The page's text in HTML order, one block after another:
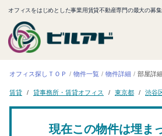
オフィスをはじめとした事業用賃貸不動産専門の最大の募集
オフィス探しＴＯＰ 物件一覧 物件詳細 部屋詳
賃貸 貸事務所・賃貸オフィス 東京都 渋谷
現在この物件は埋ま